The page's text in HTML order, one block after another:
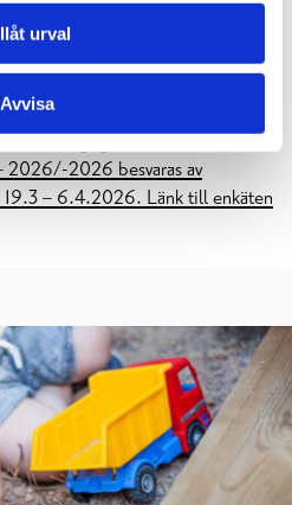
urval
Avvisa
och
2026/-2026 besvaras av
19.3 – 6.4.2026. Länk till enkäten